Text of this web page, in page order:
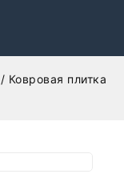
/ Ковровая плитка